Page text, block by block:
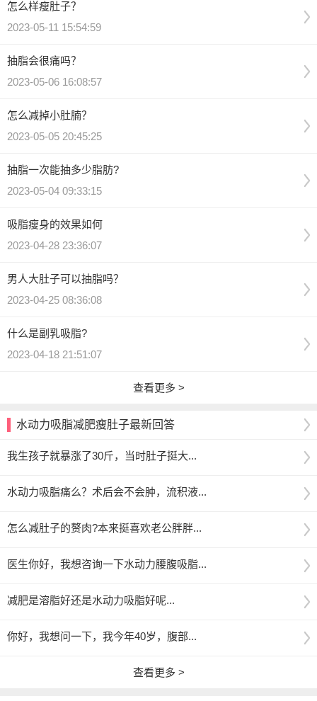
怎么样瘦肚子？
2023-05-11 15:54:59
抽脂会很痛吗？
2023-05-06 16:08:57
怎么减掉小肚腩？
2023-05-05 20:45:25
抽脂一次能抽多少脂肪?
2023-05-04 09:33:15
吸脂瘦身的效果如何
2023-04-28 23:36:07
男人大肚子可以抽脂吗？
2023-04-25 08:36:08
什么是副乳吸脂?
2023-04-18 21:51:07
查看更多 >
水动力吸脂减肥瘦肚子最新回答
我生孩子就暴涨了30斤，当时肚子挺大...
水动力吸脂痛么？术后会不会肿，流积液...
怎么减肚子的赘肉?本来挺喜欢老公胖胖...
医生你好，我想咨询一下水动力腰腹吸脂...
减肥是溶脂好还是水动力吸脂好呢...
你好，我想问一下，我今年40岁，腹部...
查看更多 >